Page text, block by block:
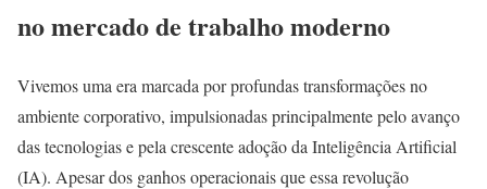
no mercado de trabalho moderno
Vivemos uma era marcada por profundas transformações no
ambiente corporativo, impulsionadas principalmente pelo avanço
das tecnologias e pela crescente adoção da Inteligência Artificial
(IA). Apesar dos ganhos operacionais que essa revolução